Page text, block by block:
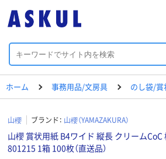
ホーム 事務用品/文房具 のし袋/
山櫻 ブランド： 山櫻（YAMAZAKURA）
山櫻 賞状用紙 B4ワイド 縦長 クリームCoC
801215 1箱 100枚（直送品）